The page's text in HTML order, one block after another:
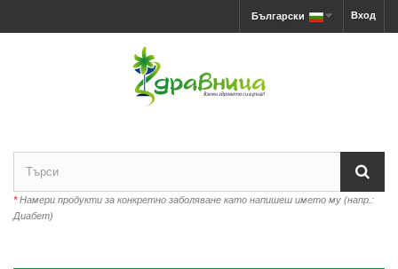
Вход
Български
*Намери продукти за конкретно заболяване като напишеш името му (напр.:
Диабет)